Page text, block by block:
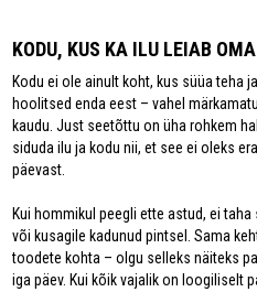
KODU, KUS KA ILU LEIAB
Kodu ei ole ainult koht, kus süüa teha
hoolitsed enda eest – vahel
kaudu. Just seetõttu on üha rohkem
siduda ilu ja kodu nii, et see ei oleks
päevast.
Kui hommikul peegli ette astud, ei
või kusagile kadunud pintsel. Sama
toodete kohta – olgu selleks näiteks
iga päev. Kui kõik vajalik on loogiliselt